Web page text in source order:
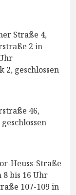
Straße 4,
2 in
2, geschlossen
46,
Heuss-Straße
8 bis 16 Uhr
107-109 in